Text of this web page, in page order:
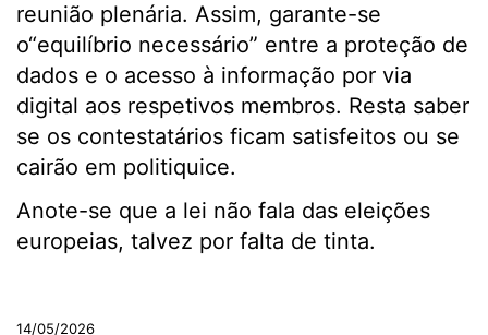
reunião plenária. Assim, garante-se
o“equilíbrio necessário” entre a proteção de
dados e o acesso à informação por via
digital aos respetivos membros. Resta saber
se os contestatários ficam satisfeitos ou se
cairão em politiquice.
Anote-se que a lei não fala das eleições
europeias, talvez por falta de tinta.
14/05/2026